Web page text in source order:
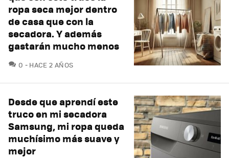
ropa seca mejor dentro
de casa que con la
secadora. Y además
gastarán mucho menos
0 COMENTARIOS
HACE 2 AÑOS
Desde que aprendí este
truco en mi secadora
Samsung, mi ropa queda
muchísimo más suave y
mejor